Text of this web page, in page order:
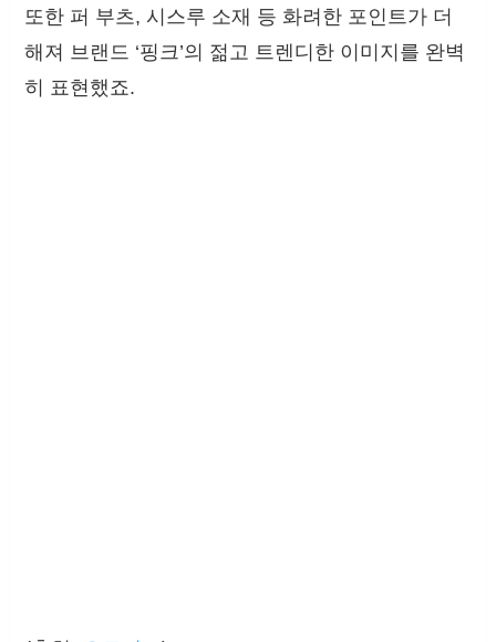
또한 퍼 부츠, 시스루 소재 등 화려한 포인트가 더
해져 브랜드 ‘핑크’의 젊고 트렌디한 이미지를 완벽
히 표현했죠.